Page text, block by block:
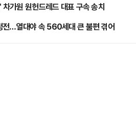
가원 원헌드레드 대표 구속 송치
전…열대야 속 560세대 큰 불편 겪어